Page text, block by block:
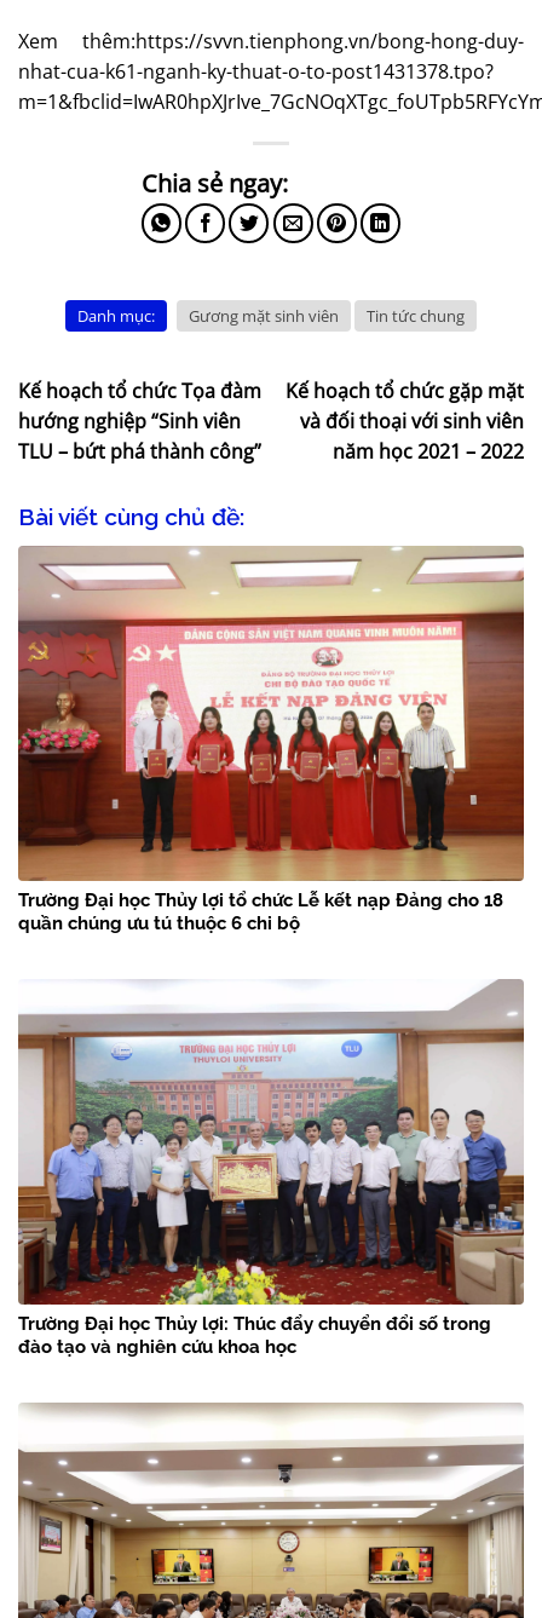
Xem thêm:https://svvn.tienphong.vn/bong-hong-duy-
nhat-cua-k61-nganh-ky-thuat-o-to-post1431378.tpo?
Danh mục: Gương mặt sinh viên Tin tức chung
Kế hoạch tổ chức Tọa đàm
hướng nghiệp “Sinh viên
TLU – bứt phá thành công”
Kế hoạch tổ chức gặp mặt
và đối thoại với sinh viên
năm học 2021 – 2022
Bài viết cùng chủ đề:
Trường Đại học Thủy lợi tổ chức Lễ kết nạp Đảng cho 18
quần chúng ưu tú thuộc 6 chi bộ
Trường Đại học Thủy lợi: Thúc đẩy chuyển đổi số trong
đào tạo và nghiên cứu khoa học